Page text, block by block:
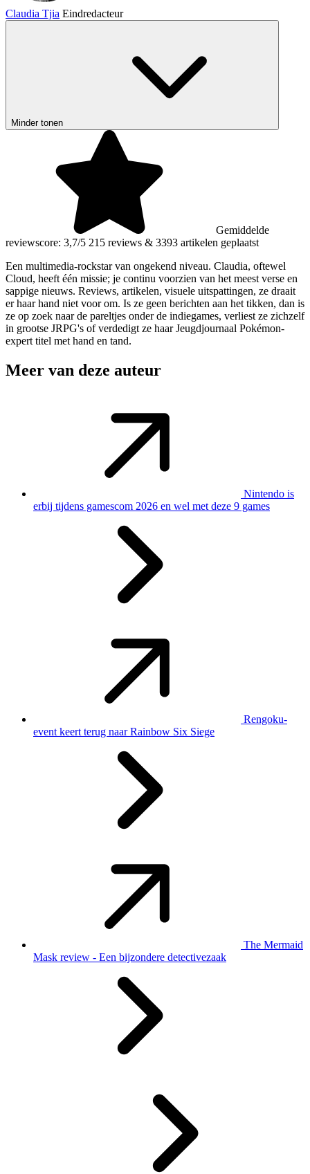
Claudia Tjia Eindredacteur
Minder tonen
Gemiddelde
reviewscore: 3,7/5 215 reviews & 3393 artikelen geplaatst
Een multimedia-rockstar van ongekend niveau. Claudia, oftewel
Cloud, heeft één missie; je continu voorzien van het meest verse en
sappige nieuws. Reviews, artikelen, visuele uitspattingen, ze draait
er haar hand niet voor om. Is ze geen berichten aan het tikken, dan is
ze op zoek naar de pareltjes onder de indiegames, verliest ze zichzelf
in grootse JRPG's of verdedigt ze haar Jeugdjournaal Pokémon-
expert titel met hand en tand.
Meer van deze auteur
Nintendo is
erbij tijdens gamescom 2026 en wel met deze 9 games
Rengoku-
event keert terug naar Rainbow Six Siege
The Mermaid
Mask review - Een bijzondere detectivezaak